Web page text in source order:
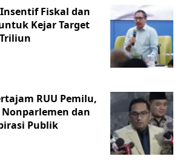
Fiskal dan
Kejar Target
RUU Pemilu,
dan
Publik